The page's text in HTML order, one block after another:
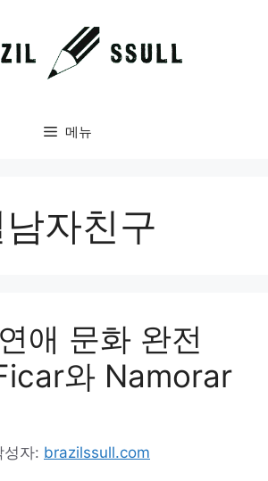
메뉴
자친구
애 문화 완전
와 Namorar
성자: brazilssull.com